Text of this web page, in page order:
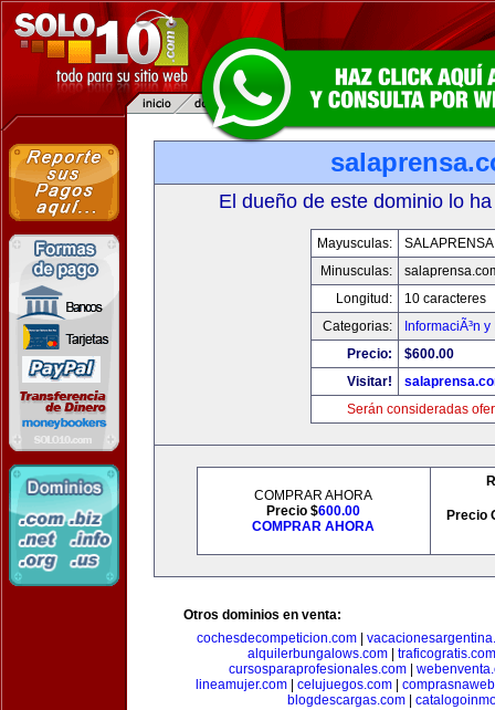
El dueño de este dominio lo
Mayusculas:
Minusculas:
Longitud:
10 caracteres
Categorias:
InformaciÃ³n
Precio:
$600.00
Visitar!
Serán consideradas
COMPRAR AHORA
Precio $600.00
COMPRAR AHORA
Precio
Otros dominios en venta:
cochesdecompeticion.com
alquilerbungalows.com| traficogratis.com
cursosparaprofesionales.com|
lineamujer.com| celujuegos.com|
blogdescargas.com|